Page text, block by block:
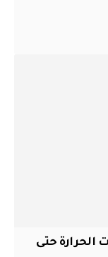
الحرارة حتى